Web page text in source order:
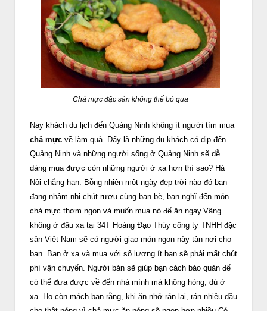
Chả mực đặc sản không thể bỏ qua
Nay khách du lịch đến Quảng Ninh không ít người tìm mua
chả mực về làm quà. Đấy là những du khách có dịp đến
Quảng Ninh và những người sống ở Quảng Ninh sẽ dễ
dàng mua được còn những người ở xa hơn thì sao? Hà
Nội chẳng hạn. Bỗng nhiên một ngày đẹp trời nào đó bạn
đang nhâm nhi chút rượu cùng bạn bè, bạn nghĩ đến món
chả mực thơm ngon và muốn mua nó để ăn ngay.Vâng
không ở đâu xa tại 34T Hoàng Đạo Thúy công ty TNHH đặc
sản Việt Nam sẽ có người giao món ngon này tận nơi cho
bạn. Bạn ở xa và mua với số lượng ít bạn sẽ phải mất chút
phí vận chuyển. Người bán sẽ giúp bạn cách bảo quản để
có thể đưa được về đến nhà mình mà không hỏng, dù ở
xa. Họ còn mách bạn rằng, khi ăn nhớ rán lại, rán nhiều dầu